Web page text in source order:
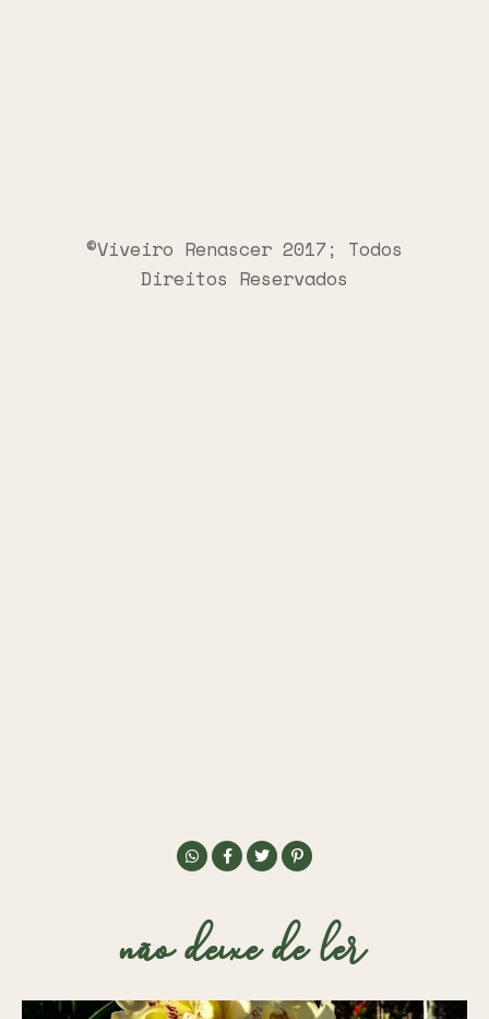
©Viveiro Renascer 2017; Todos
Direitos Reservados
não deixe de ler